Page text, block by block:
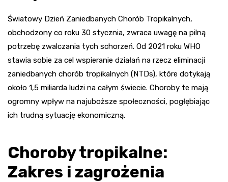
Światowy Dzień Zaniedbanych Chorób Tropikalnych,
obchodzony co roku 30 stycznia, zwraca uwagę na pilną
potrzebę zwalczania tych schorzeń. Od 2021 roku WHO
stawia sobie za cel wspieranie działań na rzecz eliminacji
zaniedbanych chorób tropikalnych (NTDs), które dotykają
około 1,5 miliarda ludzi na całym świecie. Choroby te mają
ogromny wpływ na najuboższe społeczności, pogłębiając
ich trudną sytuację ekonomiczną.
Choroby tropikalne:
Zakres i zagrożenia